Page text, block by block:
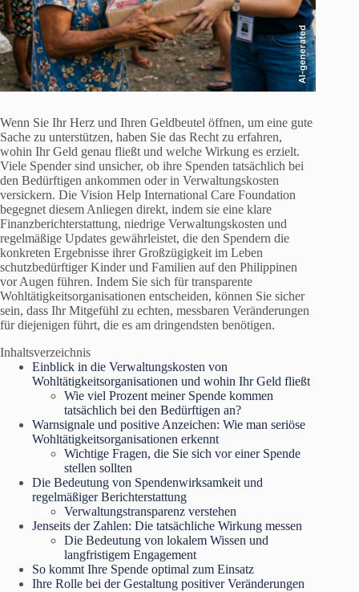
AI-generated
Wenn Sie Ihr Herz und Ihren Geldbeutel öffnen, um eine gute
Sache zu unterstützen, haben Sie das Recht zu erfahren,
wohin Ihr Geld genau fließt und welche Wirkung es erzielt.
Viele Spender sind unsicher, ob ihre Spenden tatsächlich bei
den Bedürftigen ankommen oder in Verwaltungskosten
versickern. Die Vision Help International Care Foundation
begegnet diesem Anliegen direkt, indem sie eine klare
Finanzberichterstattung, niedrige Verwaltungskosten und
regelmäßige Updates gewährleistet, die den Spendern die
konkreten Ergebnisse ihrer Großzügigkeit im Leben
schutzbedürftiger Kinder und Familien auf den Philippinen
vor Augen führen. Indem Sie sich für transparente
Wohltätigkeitsorganisationen entscheiden, können Sie sicher
sein, dass Ihr Mitgefühl zu echten, messbaren Veränderungen
für diejenigen führt, die es am dringendsten benötigen.
Inhaltsverzeichnis
Einblick in die Verwaltungskosten von
Wohltätigkeitsorganisationen und wohin Ihr Geld fließt
Wie viel Prozent meiner Spende kommen
tatsächlich bei den Bedürftigen an?
Warnsignale und positive Anzeichen: Wie man seriöse
Wohltätigkeitsorganisationen erkennt
Wichtige Fragen, die Sie sich vor einer Spende
stellen sollten
Die Bedeutung von Spendenwirksamkeit und
regelmäßiger Berichterstattung
Verwaltungstransparenz verstehen
Jenseits der Zahlen: Die tatsächliche Wirkung messen
Die Bedeutung von lokalem Wissen und
langfristigem Engagement
So kommt Ihre Spende optimal zum Einsatz
Ihre Rolle bei der Gestaltung positiver Veränderungen